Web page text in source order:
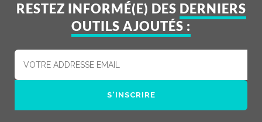
RESTEZ INFORMÉ(E) DES DERNIERS
OUTILS AJOUTÉS :